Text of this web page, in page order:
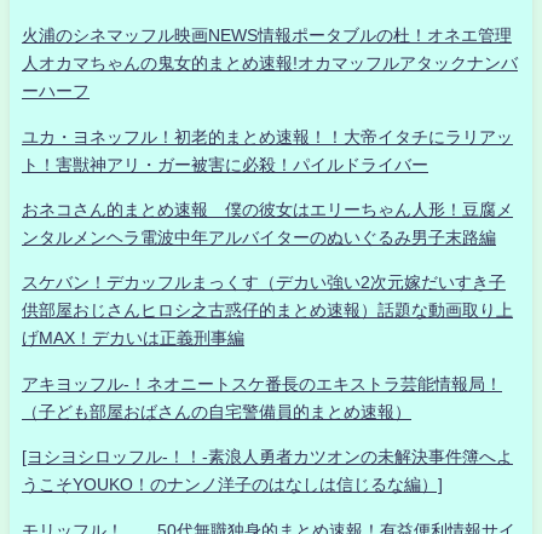
火浦のシネマッフル映画NEWS情報ポータブルの杜！オネエ管理
人オカマちゃんの鬼女的まとめ速報!オカマッフルアタックナンバ
ーハーフ
ユカ・ヨネッフル！初老的まとめ速報！！大帝イタチにラリアッ
ト！害獣神アリ・ガー被害に必殺！パイルドライバー
おネコさん的まとめ速報 僕の彼女はエリーちゃん人形！豆腐メ
ンタルメンヘラ電波中年アルバイターのぬいぐるみ男子末路編
スケバン！デカッフルまっくす（デカい強い2次元嫁だいすき子
供部屋おじさんヒロシ之古惑仔的まとめ速報）話題な動画取り上
げMAX！デカいは正義刑事編
アキヨッフル-！ネオニートスケ番長のエキストラ芸能情報局！
（子ども部屋おばさんの自宅警備員的まとめ速報）
[ヨシヨシロッフル-！！-素浪人勇者カツオンの未解決事件簿へよ
うこそYOUKO！のナンノ洋子のはなしは信じるな編）]
モリッフル！ 50代無職独身的まとめ速報！有益便利情報サイ